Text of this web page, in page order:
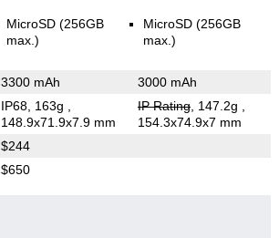
MicroSD (256GB
max.)
MicroSD (256GB
max.)
3300 mAh 3000 mAh
IP68, 163g
148.9x71.9x7.9 mm
IP Rating, 147.2g
154.3x74.9x7 mm
$244
$650